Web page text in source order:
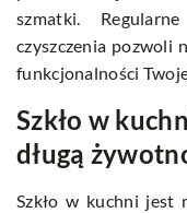
szmatki.
czyszczenia pozwoli
funkcjonalności
Szkło w
długą
Szkło w kuchni jest